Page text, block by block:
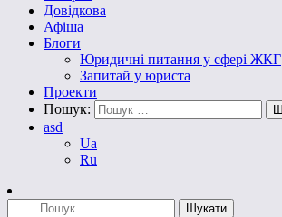
Довідкова
Афіша
Блоги
Юридичні питання у сфері ЖКГ
Запитай у юриста
Проекти
Пошук:
asd
Ua
Ru